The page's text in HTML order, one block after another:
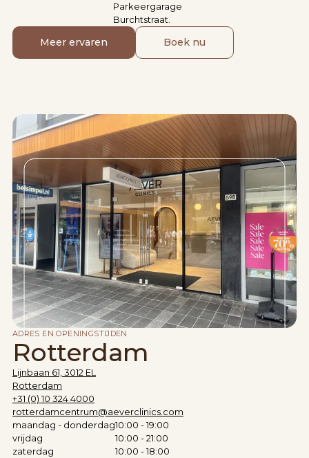
Parkeergarage
Burchtstraat.
Meer ervaren Boek nu
ADRES EN OPENINGSTIJDEN
Rotterdam
Lijnbaan 61, 3012 EL
Rotterdam
+31 (0) 10 324 4000
rotterdamcentrum@aeverclinics.com
maandag - donderdag10:00 - 19:00
vrijdag
10:00 - 21:00
zaterdag
10:00 - 18:00